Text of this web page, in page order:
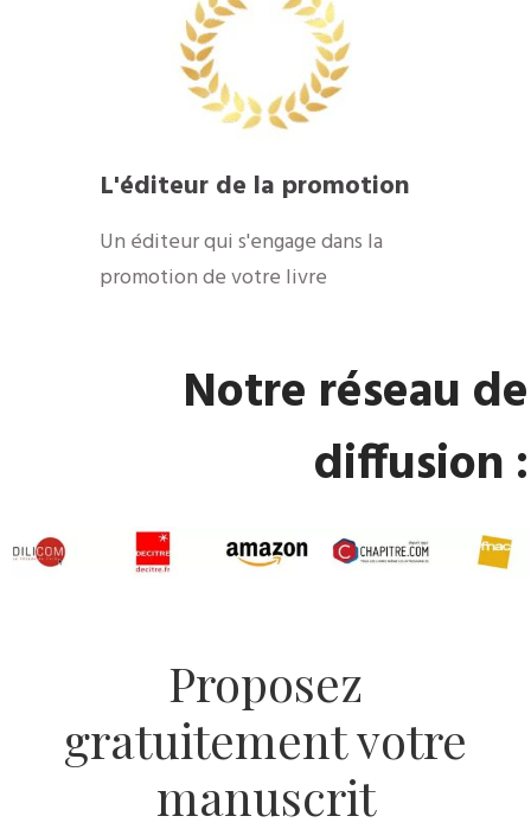
​L'éditeur de la promotion
​Un éditeur qui s'engage dans la
promotion de votre livre
​Notre réseau de
diffusion :
​Proposez
gratuitement votre
manuscrit